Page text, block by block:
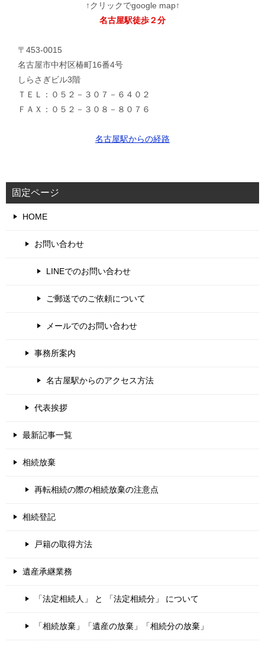
↑クリックでgoogle map↑
名古屋駅徒歩２分
〒453-0015
名古屋市中村区椿町16番4号
しらさぎビル3階
ＴＥＬ：０５２－３０７－６４０２
ＦＡＸ：０５２－３０８－８０７６
名古屋駅からの経路
固定ページ
HOME
お問い合わせ
LINEでのお問い合わせ
ご郵送でのご依頼について
メールでのお問い合わせ
事務所案内
名古屋駅からのアクセス方法
代表挨拶
最新記事一覧
相続放棄
再転相続の際の相続放棄の注意点
相続登記
戸籍の取得方法
遺産承継業務
「法定相続人」 と 「法定相続分」 について
「相続放棄」「遺産の放棄」「相続分の放棄」